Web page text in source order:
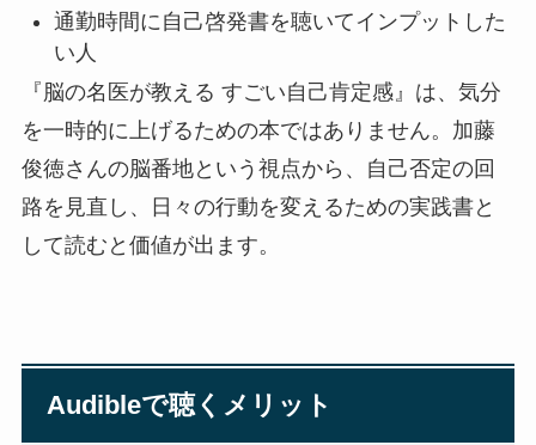
通勤時間に自己啓発書を聴いてインプットした
い人
『脳の名医が教える すごい自己肯定感』は、気分
を一時的に上げるための本ではありません。加藤
俊徳さんの脳番地という視点から、自己否定の回
路を見直し、日々の行動を変えるための実践書と
して読むと価値が出ます。
Audibleで聴くメリット